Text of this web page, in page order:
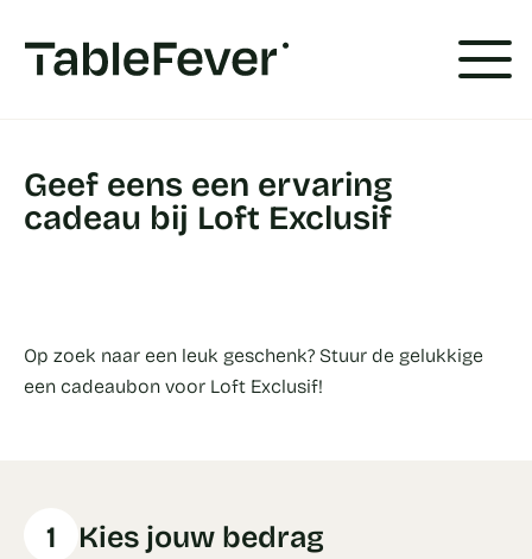
Geef eens een ervaring
cadeau bij Loft Exclusif
Op zoek naar een leuk geschenk? Stuur de gelukkige
een cadeaubon voor Loft Exclusif!
1 Kies jouw bedrag